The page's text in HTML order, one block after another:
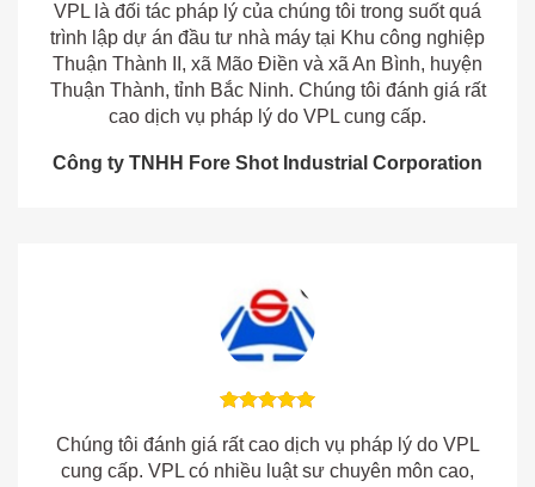
VPL là đối tác pháp lý của chúng tôi trong suốt quá
trình lập dự án đầu tư nhà máy tại Khu công nghiệp
Thuận Thành II, xã Mão Điền và xã An Bình, huyện
Thuận Thành, tỉnh Bắc Ninh. Chúng tôi đánh giá rất
cao dịch vụ pháp lý do VPL cung cấp.
Công ty TNHH Fore Shot Industrial Corporation
Chúng tôi đánh giá rất cao dịch vụ pháp lý do VPL
cung cấp. VPL có nhiều luật sư chuyên môn cao,